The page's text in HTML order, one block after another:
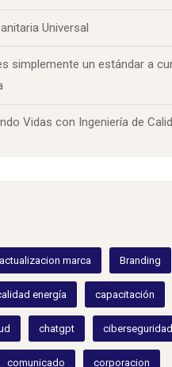
Universal
simplemente un estándar a
Vidas con Ingeniería de
actualizacion marca Branding
energía capacitación
chatgpt ciberseguridad
comunicado corporacion